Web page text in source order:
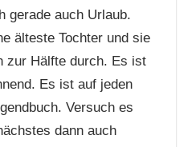
gerade auch Urlaub.
älteste Tochter und sie
zur Hälfte durch. Es ist
Es ist auf jeden
Versuch es
dann auch